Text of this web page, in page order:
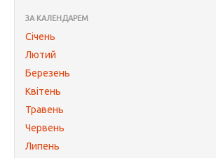
ЗА КАЛЕНДАРЕМ
Січень
Лютий
Березень
Квітень
Травень
Червень
Липень